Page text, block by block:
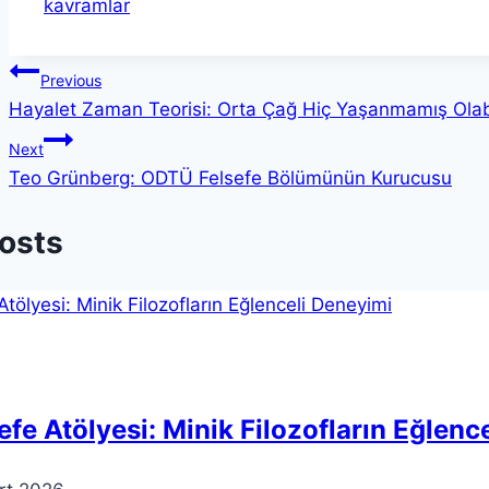
Tags:
kavramlar
Yazı
gezinmesi
Previous
Hayalet Zaman Teorisi: Orta Çağ Hiç Yaşanmamış
Next
Teo Grünberg: ODTÜ Felsefe Bölümünün Kurucusu
Atölyesi: Minik Filozofların